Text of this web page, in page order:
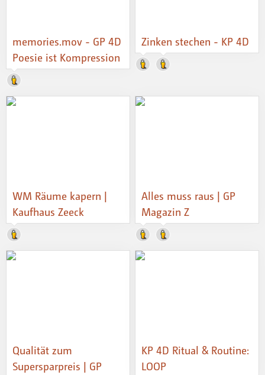
memories.mov - GP 4D
Poesie ist Kompression
Zinken stechen - KP 4D
WM Räume kapern |
Kaufhaus Zeeck
Alles muss raus | GP
Magazin Z
Qualität zum
Supersparpreis | GP
KP 4D Ritual & Routine:
LOOP